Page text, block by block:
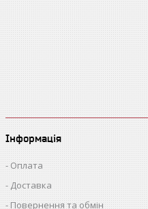
Інформація
Оплата
Доставка
Повернення та обмін